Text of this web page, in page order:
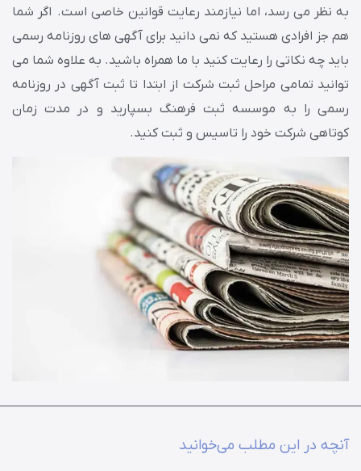
به نظر می رسد، اما نیازمند رعایت قوانین خاصی است. اگر شما
هم جز افرادی هستید که نمی دانید برای آگهی های روزنامه رسمی
باید چه نکاتی را رعایت کنید با ما همراه باشید. به علاوه شما می
توانید تمامی مراحل ثبت شرکت از ابتدا تا ثبت آگهی در روزنامه
رسمی را به موسسه ثبت فرهنگ بسپارید و در مدت زمان
کوتاهی شرکت خود را تاسیس و ثبت کنید.
آنچه در این مطلب می‌خوانید